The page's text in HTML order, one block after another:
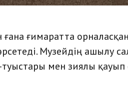
ғимаратта
Музейдің ашылу
мен зиялы қауып